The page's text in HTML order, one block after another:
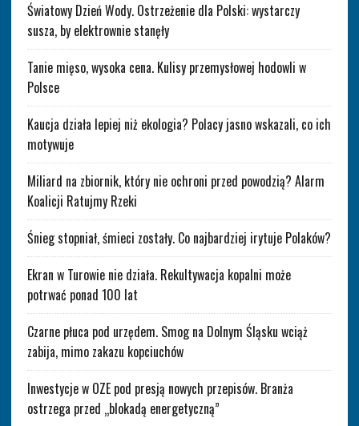
Światowy Dzień Wody. Ostrzeżenie dla Polski: wystarczy
susza, by elektrownie stanęły
Tanie mięso, wysoka cena. Kulisy przemysłowej hodowli w
Polsce
Kaucja działa lepiej niż ekologia? Polacy jasno wskazali, co ich
motywuje
Miliard na zbiornik, który nie ochroni przed powodzią? Alarm
Koalicji Ratujmy Rzeki
Śnieg stopniał, śmieci zostały. Co najbardziej irytuje Polaków?
Ekran w Turowie nie działa. Rekultywacja kopalni może
potrwać ponad 100 lat
Czarne płuca pod urzędem. Smog na Dolnym Śląsku wciąż
zabija, mimo zakazu kopciuchów
Inwestycje w OZE pod presją nowych przepisów. Branża
ostrzega przed „blokadą energetyczną”